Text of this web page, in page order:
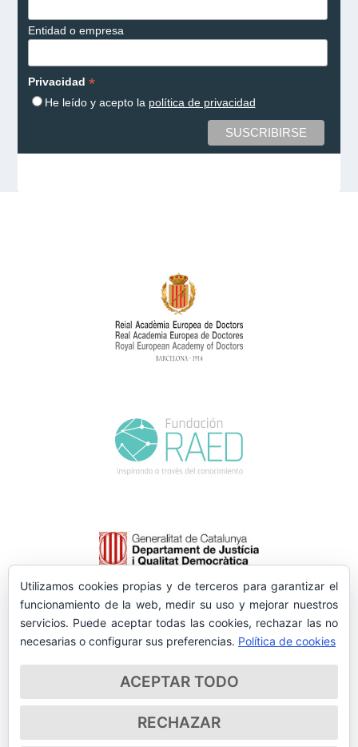
Entidad o empresa
Privacidad *
He leído y acepto la política de privacidad
Utilizamos cookies propias y de terceros para garantizar el
funcionamiento de la web, medir su uso y mejorar nuestros
servicios. Puede aceptar todas las cookies, rechazar las no
necesarias o configurar sus preferencias. Política de cookies
ACEPTAR TODO
RECHAZAR